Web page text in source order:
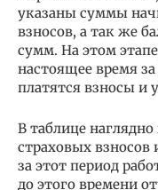
указаны суммы
взносов, а так же
сумм. На этом
настоящее время
платятся взносы и
В таблице
страховых взносов
за этот период
до этого времени